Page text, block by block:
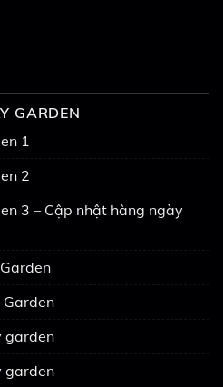
GARDEN
1
2
3 – Cập nhật hàng ngày
Garden
garden
garden